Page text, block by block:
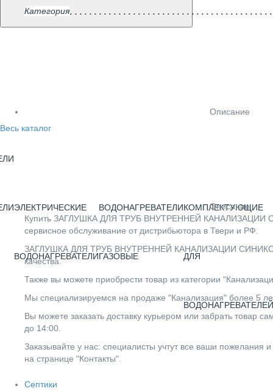
Весь каталог
ЭЛЕКТРИЧЕСКИЕ
ВОДОНАГРЕВАТЕЛИ
ВОДОНАГРЕВАТЕЛИ
ГАЗОВЫЕ
КОМПЛЕКТУЮЩИЕ
ДЛЯ
ВОДОНАГРЕВАТЕЛЕЙ
Септики
Категория
Описание
Описание
Купить ЗАГЛУШКА ДЛЯ ТРУБ ВНУТРЕННЕЙ КАНАЛИЗАЦИИ
сервисное обслуживание от дистрибьютора в Твери и РФ.
ЗАГЛУШКА ДЛЯ ТРУБ ВНУТРЕННЕЙ КАНАЛИЗАЦИИ СИНИКОН -
качества.
Также вы можете приобрести товар из категории
Мы специализируемся на продаже "Канализация" более 5
Вы можете заказать доставку курьером или забрать товар
до 14:00.
Заказывайте у нас: специалисты учтут все ваши
на странице "Контакты".